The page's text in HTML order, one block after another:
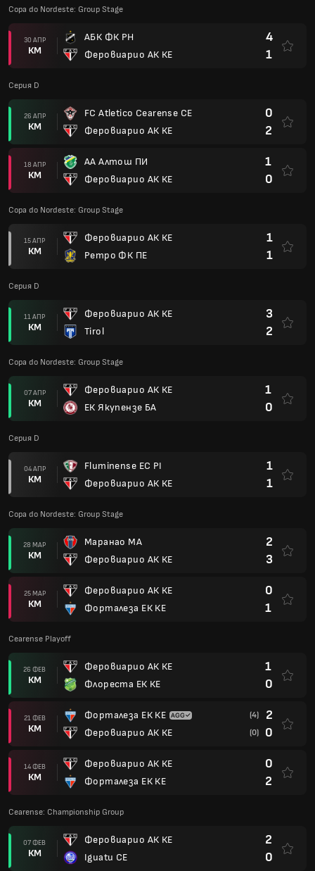
Copa do Nordeste: Group Stage
30 АПР
КМ
АБК ФК РН
Феровиарио АК КЕ
4
1
Серия D
26 АПР
КМ
FC Atletico Cearense CE
Феровиарио АК КЕ
0
2
18 АПР
КМ
АА Алтош ПИ
Феровиарио АК КЕ
1
0
Copa do Nordeste: Group Stage
15 АПР
КМ
Феровиарио АК КЕ
Ретро ФК ПЕ
1
1
Серия D
11 АПР
КМ
Феровиарио АК КЕ
Tirol
3
2
Copa do Nordeste: Group Stage
07 АПР
КМ
Феровиарио АК КЕ
ЕК Якупензе БА
1
0
Серия D
04 АПР
КМ
Fluminense EC PI
Феровиарио АК КЕ
1
1
Copa do Nordeste: Group Stage
28 МАР
КМ
Маранао МА
Феровиарио АК КЕ
2
3
25 МАР
КМ
Феровиарио АК КЕ
Форталеза ЕК КЕ
0
1
Cearense Playoff
26 ФЕВ
КМ
Феровиарио АК КЕ
Флореста ЕК КЕ
1
0
21 ФЕВ
КМ
Форталеза ЕК КЕ
Феровиарио АК КЕ
(4) 2
(0) 0
14 ФЕВ
КМ
Феровиарио АК КЕ
Форталеза ЕК КЕ
0
2
Cearense: Championship Group
07 ФЕВ
КМ
Феровиарио АК КЕ
Iguatu CE
2
0